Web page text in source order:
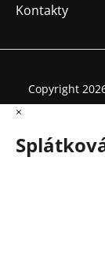
Kontakty
Copyright
×